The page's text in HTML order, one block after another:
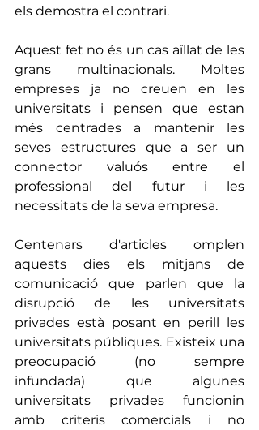
els demostra el contrari.
Aquest fet no és un cas aïllat de les
grans multinacionals. Moltes
empreses ja no creuen en les
universitats i pensen que estan
més centrades a mantenir les
seves estructures que a ser un
connector valuós entre el
professional del futur i les
necessitats de la seva empresa.
Centenars d'articles omplen
aquests dies els mitjans de
comunicació que parlen que la
disrupció de les universitats
privades està posant en perill les
universitats públiques. Existeix una
preocupació (no sempre
infundada) que algunes
universitats privades funcionin
amb criteris comercials i no